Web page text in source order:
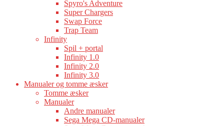
Spyro's Adventure
Super Chargers
Swap Force
Trap Team
Infinity
Spil + portal
Infinity 1.0
Infinity 2.0
Infinity 3.0
Manualer og tomme æsker
Tomme æsker
Manualer
Andre manualer
Sega Mega CD-manualer